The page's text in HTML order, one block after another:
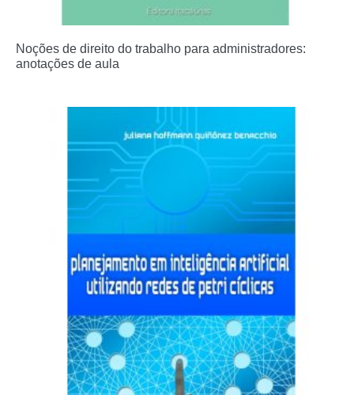
Noções de direito do trabalho para administradores:
anotações de aula